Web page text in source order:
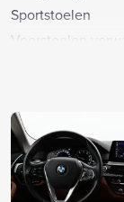
Sportstoelen
Voorstoelen
Achterbank in
Achterruit apart te
Alarm klasse 3
Anti Blokkeer
Anti doorSlip